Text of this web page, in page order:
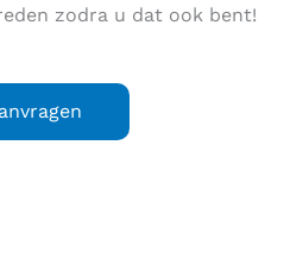
zodra u dat ook bent!